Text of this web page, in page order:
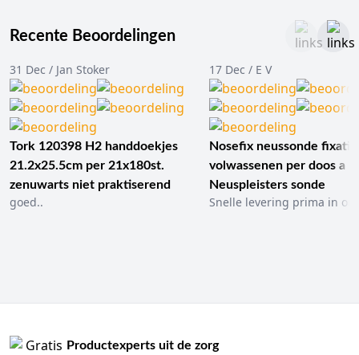
Recente Beoordelingen
31 Dec / Jan Stoker
Tork 120398 H2 handdoekjes
21.2x25.5cm per 21x180st.
zenuwarts niet praktiserend
goed..
17 Dec / E V
Nosefix neussonde
volwassenen per doos a
Neuspleisters sonde
Snelle levering prima in
Productexperts uit de zorg